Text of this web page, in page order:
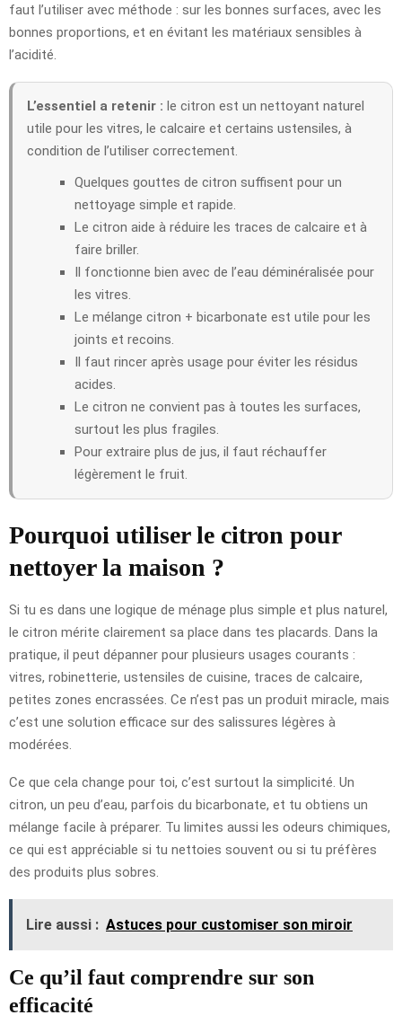
faut l’utiliser avec méthode : sur les bonnes surfaces, avec les
bonnes proportions, et en évitant les matériaux sensibles à
l’acidité.
L’essentiel a retenir : le citron est un nettoyant naturel
utile pour les vitres, le calcaire et certains ustensiles, à
condition de l’utiliser correctement.
Quelques gouttes de citron suffisent pour un
nettoyage simple et rapide.
Le citron aide à réduire les traces de calcaire et à
faire briller.
Il fonctionne bien avec de l’eau déminéralisée pour
les vitres.
Le mélange citron + bicarbonate est utile pour les
joints et recoins.
Il faut rincer après usage pour éviter les résidus
acides.
Le citron ne convient pas à toutes les surfaces,
surtout les plus fragiles.
Pour extraire plus de jus, il faut réchauffer
légèrement le fruit.
Pourquoi utiliser le citron pour
nettoyer la maison ?
Si tu es dans une logique de ménage plus simple et plus naturel,
le citron mérite clairement sa place dans tes placards. Dans la
pratique, il peut dépanner pour plusieurs usages courants :
vitres, robinetterie, ustensiles de cuisine, traces de calcaire,
petites zones encrassées. Ce n’est pas un produit miracle, mais
c’est une solution efficace sur des salissures légères à
modérées.
Ce que cela change pour toi, c’est surtout la simplicité. Un
citron, un peu d’eau, parfois du bicarbonate, et tu obtiens un
mélange facile à préparer. Tu limites aussi les odeurs chimiques,
ce qui est appréciable si tu nettoies souvent ou si tu préfères
des produits plus sobres.
Lire aussi : Astuces pour customiser son miroir
Ce qu’il faut comprendre sur son
efficacité